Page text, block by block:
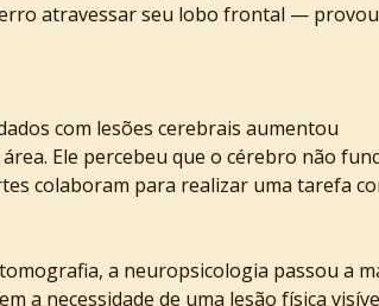
atravessar seu lobo frontal —
com lesões cerebrais aumentou
Ele percebeu que o cérebro não
colaboram para realizar uma tarefa
a neuropsicologia passou a
a necessidade de uma lesão física